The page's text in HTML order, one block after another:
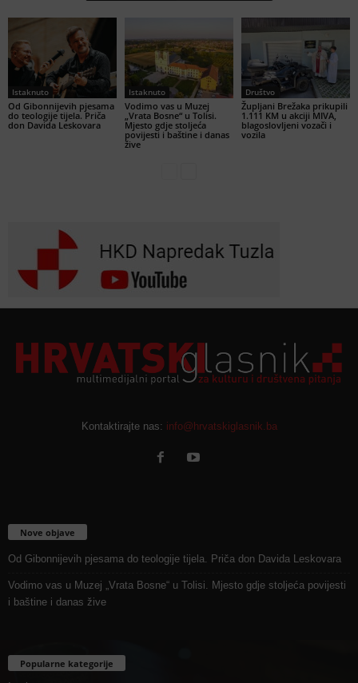
Istaknuto
Od Gibonnijevih pjesama
do teologije tijela. Priča
don Davida Leskovara
Istaknuto
Vodimo vas u Muzej
„Vrata Bosne“ u Tolisi.
Mjesto gdje stoljeća
povijesti i baštine i danas
žive
Društvo
Župljani Brežaka prikupili
1.111 KM u akciji MIVA,
blagoslovljeni vozači i
vozila
Kontaktirajte nas: info@hrvatskiglasnik.ba
Nove objave
Od Gibonnijevih pjesama do teologije tijela. Priča don Davida Leskovara
Vodimo vas u Muzej „Vrata Bosne“ u Tolisi. Mjesto gdje stoljeća povijesti
i baštine i danas žive
Popularne kategorije